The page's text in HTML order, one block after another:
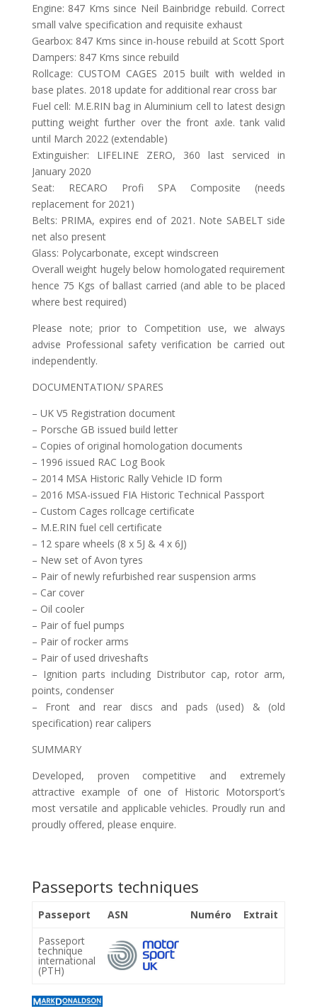
Engine: 847 Kms since Neil Bainbridge rebuild. Correct
small valve specification and requisite exhaust
Gearbox: 847 Kms since in-house rebuild at Scott Sport
Dampers: 847 Kms since rebuild
Rollcage: CUSTOM CAGES 2015 built with welded in
base plates. 2018 update for additional rear cross bar
Fuel cell: M.E.RIN bag in Aluminium cell to latest design
putting weight further over the front axle. tank valid
until March 2022 (extendable)
Extinguisher: LIFELINE ZERO, 360 last serviced in
January 2020
Seat: RECARO Profi SPA Composite (needs
replacement for 2021)
Belts: PRIMA, expires end of 2021. Note SABELT side
net also present
Glass: Polycarbonate, except windscreen
Overall weight hugely below homologated requirement
hence 75 Kgs of ballast carried (and able to be placed
where best required)
Please note; prior to Competition use, we always
advise Professional safety verification be carried out
independently.
DOCUMENTATION/ SPARES
– UK V5 Registration document
– Porsche GB issued build letter
– Copies of original homologation documents
– 1996 issued RAC Log Book
– 2014 MSA Historic Rally Vehicle ID form
– 2016 MSA-issued FIA Historic Technical Passport
– Custom Cages rollcage certificate
– M.E.RIN fuel cell certificate
– 12 spare wheels (8 x 5J & 4 x 6J)
– New set of Avon tyres
– Pair of newly refurbished rear suspension arms
– Car cover
– Oil cooler
– Pair of fuel pumps
– Pair of rocker arms
– Pair of used driveshafts
– Ignition parts including Distributor cap, rotor arm,
points, condenser
– Front and rear discs and pads (used) & (old
specification) rear calipers
SUMMARY
Developed, proven competitive and extremely
attractive example of one of Historic Motorsport’s
most versatile and applicable vehicles. Proudly run and
proudly offered, please enquire.
Passeports techniques
Passeport ASN Numéro
Extrait
Passeport
technique
international
(PTH)